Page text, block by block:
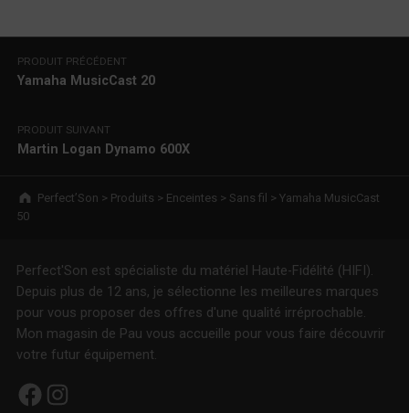
Navigation de l’article
PRODUIT PRÉCÉDENT
Yamaha MusicCast 20
PRODUIT SUIVANT
Martin Logan Dynamo 600X
Breadcrumbs navigation
Perfect’Son > Produits > Enceintes > Sans fil > Yamaha MusicCast
50
Perfect'Son est spécialiste du matériel Haute-Fidélité (HIFI).
Depuis plus de 12 ans, je sélectionne les meilleures marques
pour vous proposer des offres d'une qualité irréprochable.
Mon magasin de Pau vous accueille pour vous faire découvrir
votre futur équipement.
Facebook Instagram